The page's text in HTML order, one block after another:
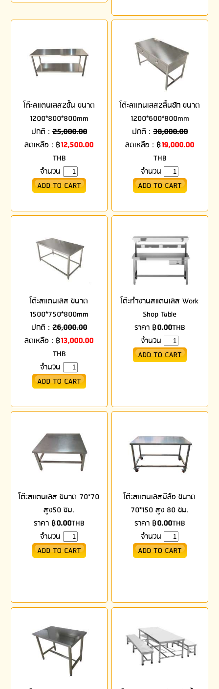
โต๊ะสแตนเลส2ชั้น ขนาด
1200*800*800mm
ปกติ : 25,000.00
ลดเหลือ : ฿12,500.00
THB
จำนวน
โต๊ะสแตนเลส2ลิ้นชัก ขนาด
1200*600*800mm
ปกติ : 38,000.00
ลดเหลือ : ฿19,000.00
THB
จำนวน
โต๊ะสแตนเลส ขนาด
1500*750*800mm
ปกติ : 26,000.00
ลดเหลือ : ฿13,000.00
THB
จำนวน
โต๊ะทำงานสแตนเลส Work
Shop Table
ราคา ฿0.00THB
จำนวน
โต๊ะสแตนเลส ขนาด 70*70
สูง50 ซม.
ราคา ฿0.00THB
จำนวน
โต๊ะสแตนเลสมีล้อ ขนาด
70*150 สูง 80 ซม.
ราคา ฿0.00THB
จำนวน